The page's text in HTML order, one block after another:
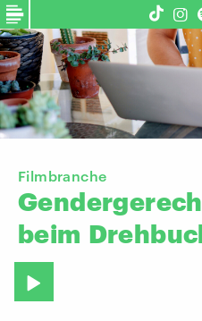
Filmbranche
beim